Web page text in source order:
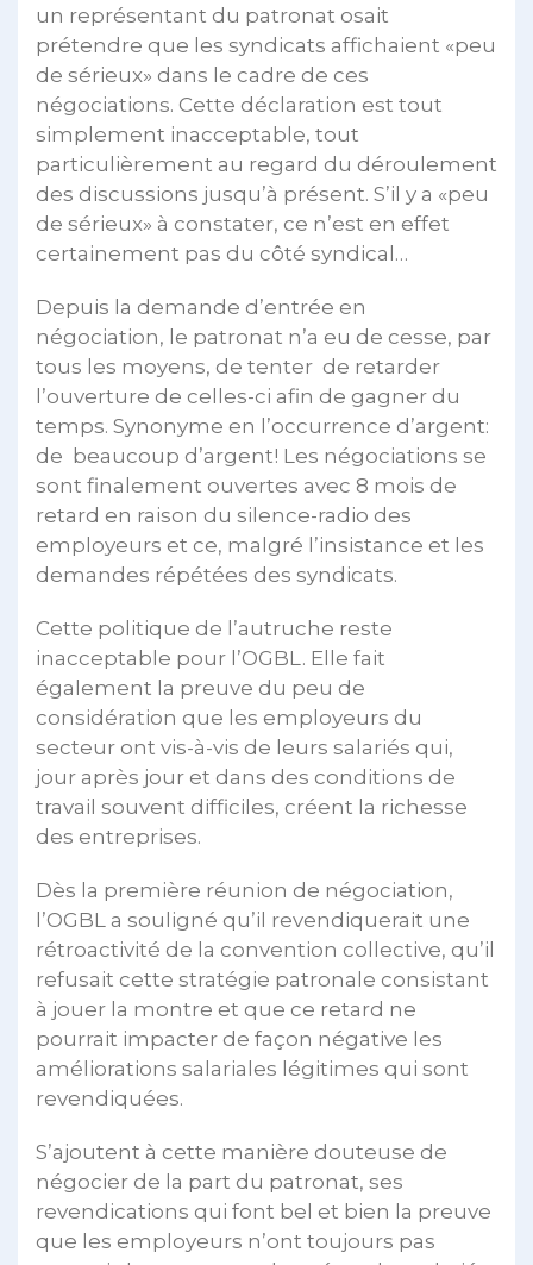
un représentant du patronat osait
prétendre que les syndicats affichaient «peu
de sérieux» dans le cadre de ces
négociations. Cette déclaration est tout
simplement inacceptable, tout
particulièrement au regard du déroulement
des discussions jusqu’à présent. S’il y a «peu
de sérieux» à constater, ce n’est en effet
certainement pas du côté syndical…
Depuis la demande d’entrée en
négociation, le patronat n’a eu de cesse, par
tous les moyens, de tenter de retarder
l’ouverture de celles-ci afin de gagner du
temps. Synonyme en l’occurrence d’argent:
de beaucoup d’argent! Les négociations se
sont finalement ouvertes avec 8 mois de
retard en raison du silence-radio des
employeurs et ce, malgré l’insistance et les
demandes répétées des syndicats.
Cette politique de l’autruche reste
inacceptable pour l’OGBL. Elle fait
également la preuve du peu de
considération que les employeurs du
secteur ont vis-à-vis de leurs salariés qui,
jour après jour et dans des conditions de
travail souvent difficiles, créent la richesse
des entreprises.
Dès la première réunion de négociation,
l’OGBL a souligné qu’il revendiquerait une
rétroactivité de la convention collective, qu’il
refusait cette stratégie patronale consistant
à jouer la montre et que ce retard ne
pourrait impacter de façon négative les
améliorations salariales légitimes qui sont
revendiquées.
S’ajoutent à cette manière douteuse de
négocier de la part du patronat, ses
revendications qui font bel et bien la preuve
que les employeurs n’ont toujours pas